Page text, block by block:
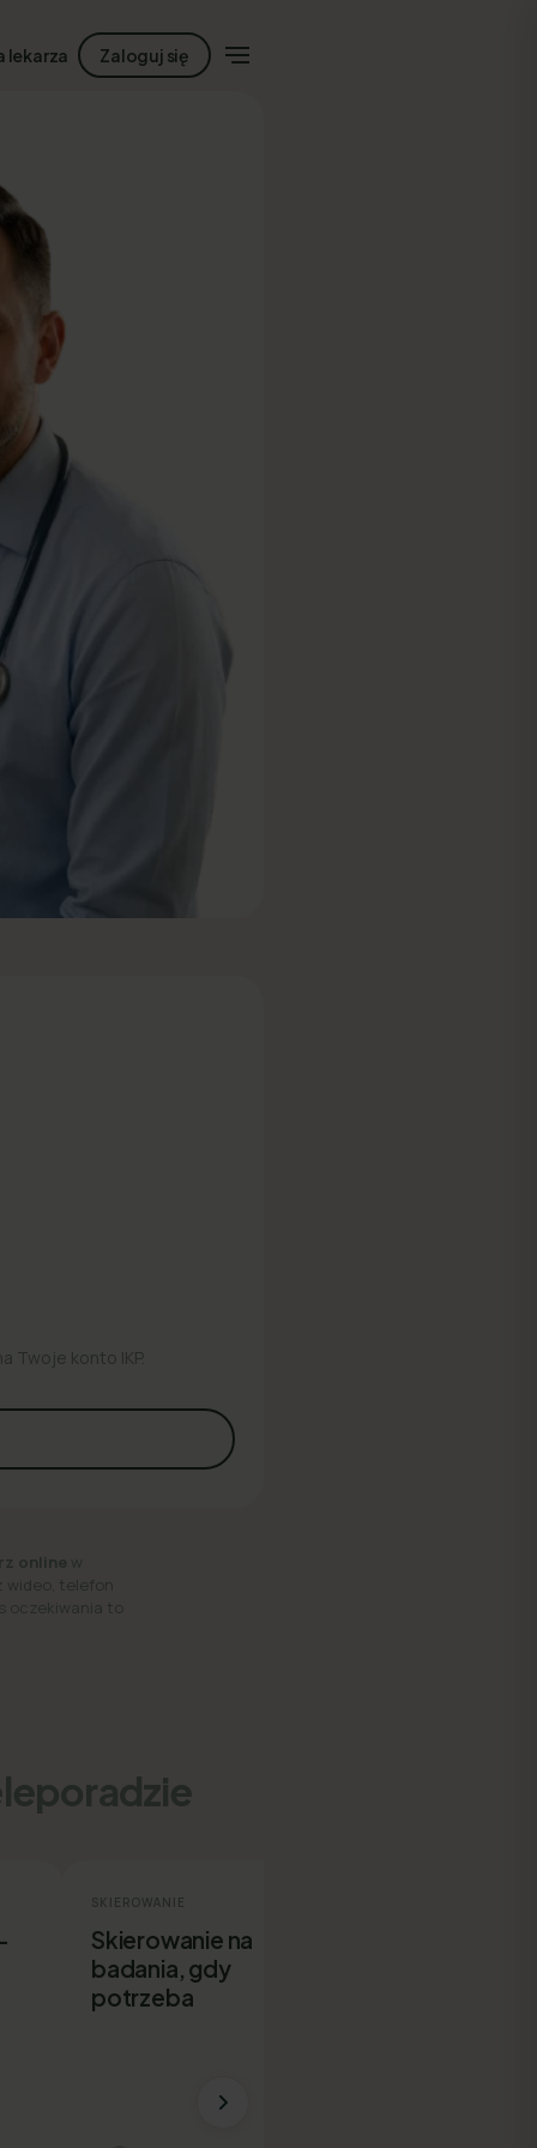
lekarza Zaloguj się
Twoje konto IKP.
online w
wideo, telefon
oczekiwania to
SKIEROWANIE
Skierowanie na
badania, gdy
potrzeba